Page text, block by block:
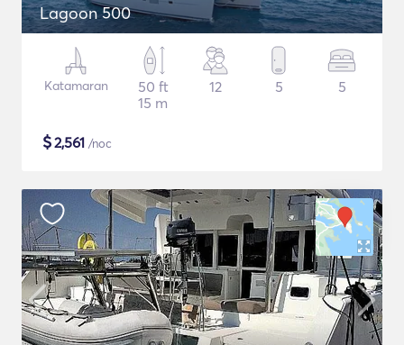
Lagoon 500
Katamaran
50 ft
15 m
12 5 5
$2,561 /noc